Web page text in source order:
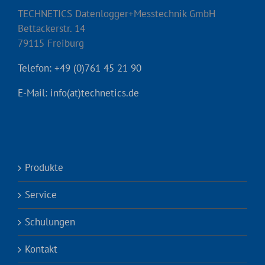
TECHNETICS Datenlogger+Messtechnik GmbH
Bettackerstr. 14
79115 Freiburg
Telefon: +49 (0)761 45 21 90
E-Mail: info(at)technetics.de
Produkte
Service
Schulungen
Kontakt